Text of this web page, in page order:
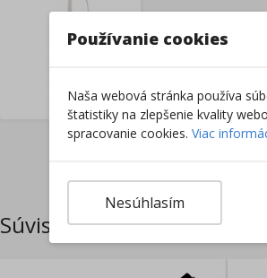
Súvisiace produkty
Používanie cookies
Naša webová stránka používa
štatistiky na zlepšenie kvality
spracovanie cookies. Viac
Nesúhlasím